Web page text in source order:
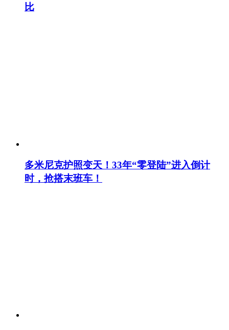
比
多米尼克护照变天！33年“零登陆”进入倒计
时，抢搭末班车！